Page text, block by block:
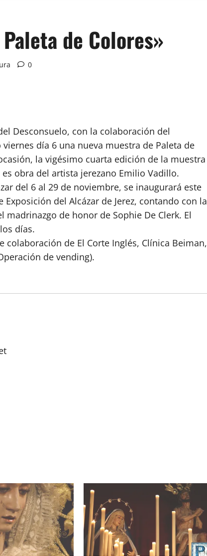
de Colores»
0
Desconsuelo, con la colaboración del
día 6 una nueva muestra de Paleta de
la vigésimo cuarta edición de la muestra
obra del artista jerezano Emilio Vadillo.
del 6 al 29 de noviembre, se inaugurará este
del Alcázar de Jerez, contando con la
madrinazgo de honor de Sophie De Clerk. El
días.
de El Corte Inglés, Clínica Beiman,
de vending).